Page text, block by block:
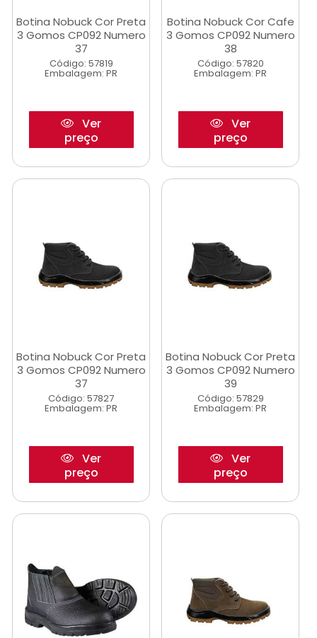
Botina Nobuck Cor Preta
3 Gomos CP092 Numero
37
Código: 57819
Embalagem: PR
Ver
preço
Botina Nobuck Cor Cafe
3 Gomos CP092 Numero
38
Código: 57820
Embalagem: PR
Ver
preço
Botina Nobuck Cor Preta
3 Gomos CP092 Numero
37
Código: 57827
Embalagem: PR
Ver
preço
Botina Nobuck Cor Preta
3 Gomos CP092 Numero
39
Código: 57829
Embalagem: PR
Ver
preço